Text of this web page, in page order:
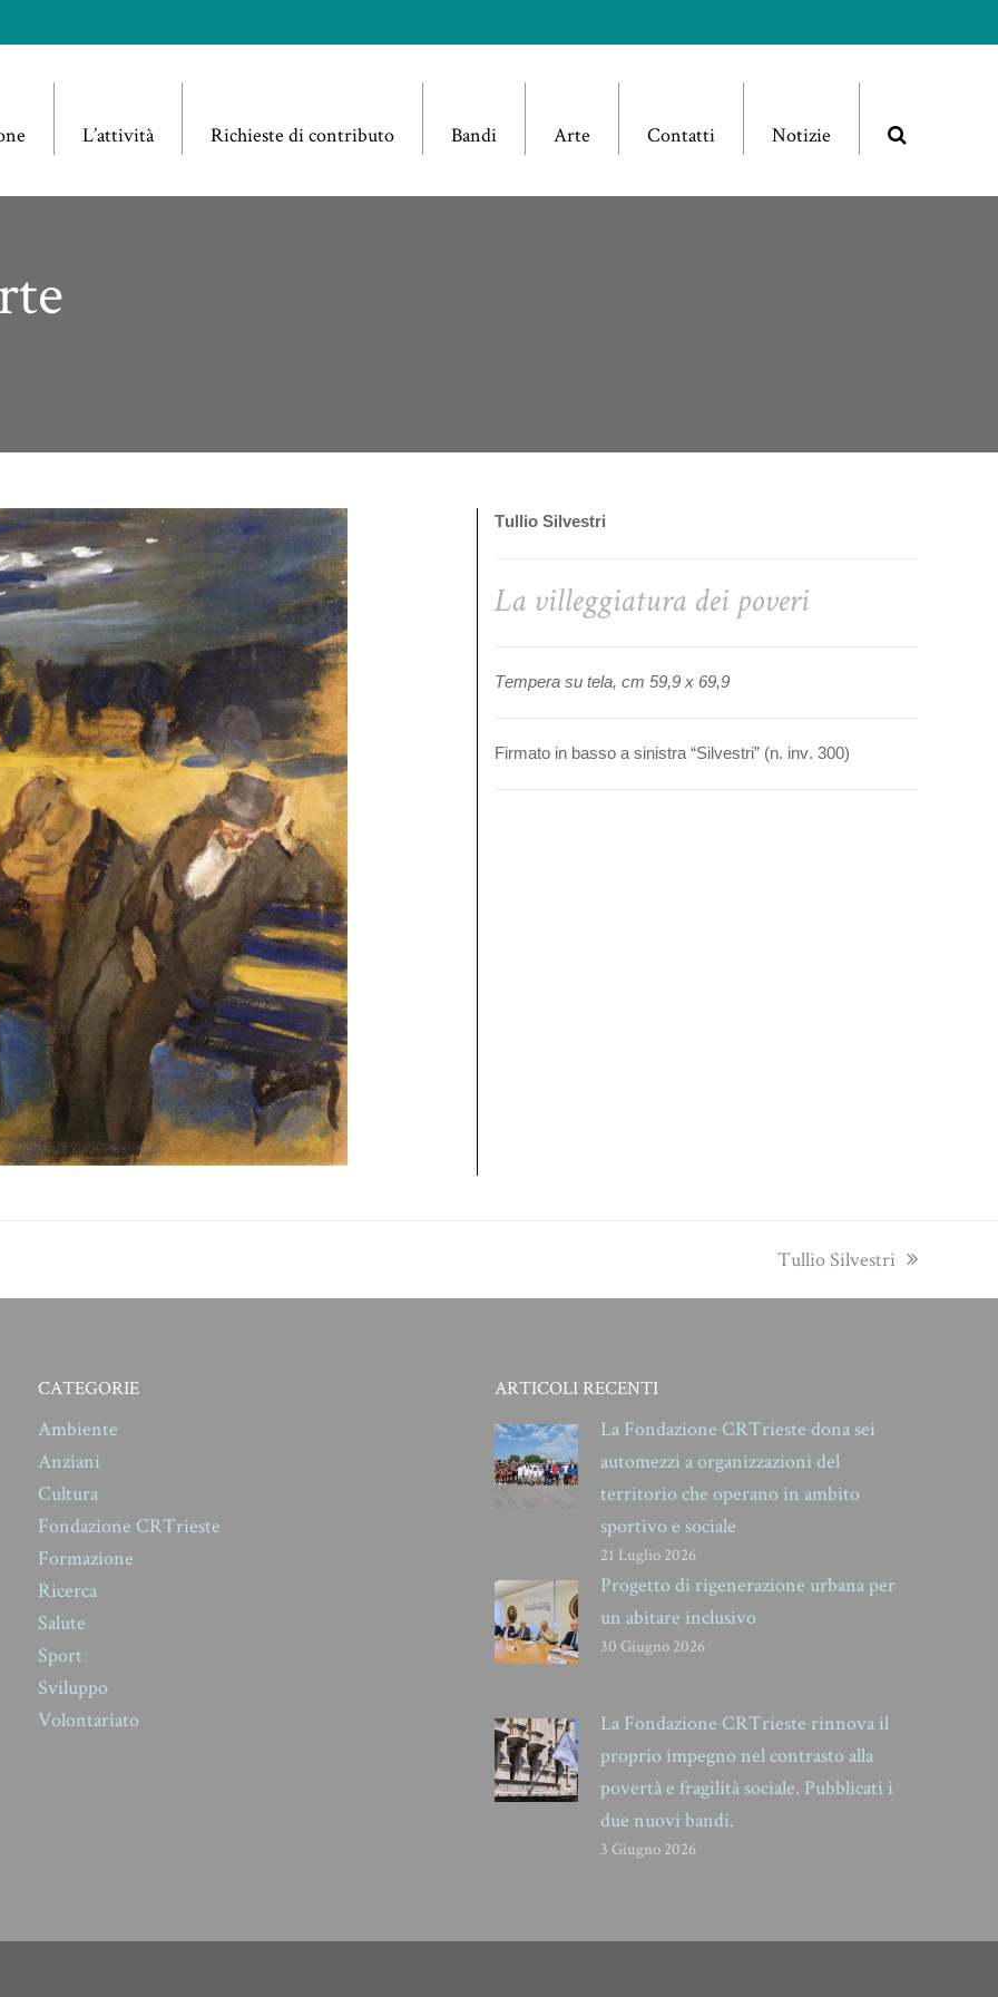
L’attività Richieste di contributo Bandi Arte Contatti Notizie
Tullio Silvestri
La villeggiatura dei poveri
Tempera su tela, cm 59,9 x 69,9
Firmato in basso a sinistra “Silvestri” (n. inv. 300)
next
Tullio Silvestri
CATEGORIE
Ambiente
Anziani
Cultura
Fondazione CRTrieste
Formazione
Ricerca
Salute
Sport
Sviluppo
Volontariato
ARTICOLI RECENTI
La Fondazione CRTrieste dona sei
automezzi a organizzazioni del
territorio che operano in ambito
sportivo e sociale
21 Luglio 2026
Progetto di rigenerazione urbana per
un abitare inclusivo
30 Giugno 2026
La Fondazione CRTrieste rinnova il
proprio impegno nel contrasto alla
povertà e fragilità sociale. Pubblicati i
due nuovi bandi.
3 Giugno 2026